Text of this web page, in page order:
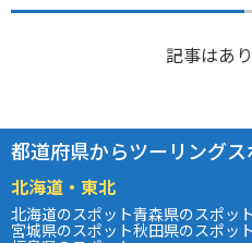
記事はあ
都道府県からツーリング
北海道・東北
北海道のスポット青森県のスポット
宮城県のスポット秋田県のスポット